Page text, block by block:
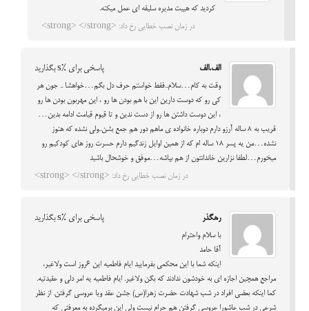
کردید که هییت مدیره سلیقه ای عمل میکنه.
در زمان نصب خطایی رخ داد: <strong> </strong>
الف.الف پاسخی برای %s بگذارید
وقت به کام…سلام..فقط خواستم حرف دل بگم…خواهشا .. جون هر
کی رو که دوست دارین این با هم بودن ها رو ، این مهربون بودن ها رو
، این دوست داشتن ها رو از دست ندین و تا قیوم قیامت ادامه بدین…
قریب به 8 ساله آرزو دارم دوباره خانواده ی ماهم دور هم جمع بشن..ولی نشده که هنوز
نشده…من یه پسر 18 ساله ام که از همین اوایل زندگیم دارم حسرت روز های کودکیم رو
میخورم…لطفا نزارین خاندانتون از هم بپاشه…موفق و خوشحال باشید
در زمان نصب خطایی رخ داد: <strong> </strong>
رهگذر پاسخی برای %s بگذارید
با سلام واحترام
آقا حامد
اینکه شما با این محکمی بفرمایید ایام فاطمیه این 6روز است ولاغیر،
مراجع همچین اجازه ای به خودشون ندادند که بگن ولاغیر. ایام فاطمیه یه امر دلی و عقیدتیه.
کما اینکه بعضی افراد در شب شهادت حضرت زهرا(س) جشن عقد ویا عروسی گرفتن. از نظر
شرعی در شب عاشورا عروسی گرفتن هم حرام نیست ولی این برمیگرده به معرفتی که